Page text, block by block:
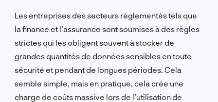
Les entreprises des secteurs réglementés tels que
la finance et l’assurance sont soumises à des règles
strictes qui les obligent souvent à stocker de
grandes quantités de données sensibles en toute
sécurité et pendant de longues périodes. Cela
semble simple, mais en pratique, cela crée une
charge de coûts massive lors de l’utilisation de